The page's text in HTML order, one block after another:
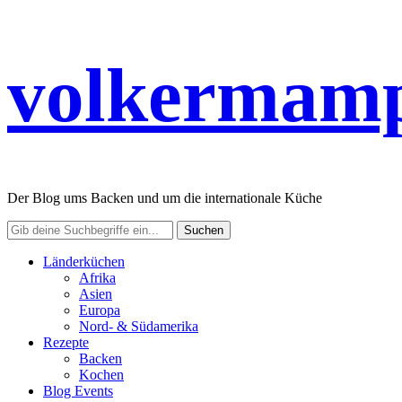
Der Blog ums Backen und um die internationale Küche
Länderküchen
Afrika
Asien
Europa
Nord- & Südamerika
Rezepte
Backen
Kochen
Blog Events